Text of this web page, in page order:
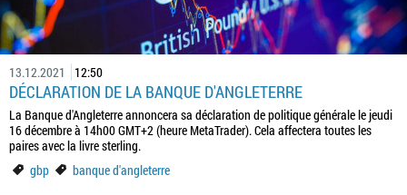
13.12.2021 12:50
DÉCLARATION DE LA BANQUE D'ANGLETERRE
La Banque d'Angleterre annoncera sa déclaration de politique générale le jeudi
16 décembre à 14h00 GMT+2 (heure MetaTrader). Cela affectera toutes les
paires avec la livre sterling.
gbp
banque d'angleterre